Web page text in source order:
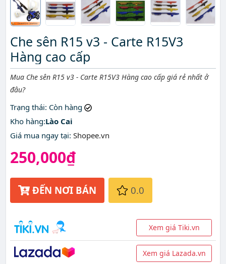
Che sên R15 v3 - Carte R15V3
Hàng cao cấp
Mô tả ngắn
Mua Che sên R15 v3 - Carte R15V3 Hàng cao cấp giá rẻ nhất ở
đâu?
Trạng thái: Còn hàng
Kho hàng:Lào Cai
Giá mua ngay tại: Shopee.vn
250,000₫
ĐẾN NƠI BÁN 0.0
Xem giá Tiki.vn
Xem giá Lazada.vn